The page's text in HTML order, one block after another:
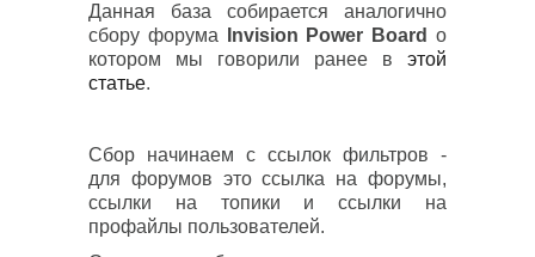
Данная база собирается аналогично
сбору форума
Invision Power Board о
котором мы говорили ранее в этой
статье.
Сбор начинаем с ссылок фильтров -
для форумов это ссылка на форумы,
ссылки на топики и ссылки на
профайлы пользователей.